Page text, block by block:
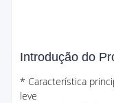
Introdução do
* Característica
leve